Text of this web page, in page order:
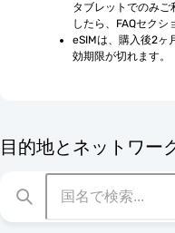
タブレットでのみご
したら、FAQセクシ
eSIMは、購入後2ヶ
効期限が切れます。
目的地とネットワー